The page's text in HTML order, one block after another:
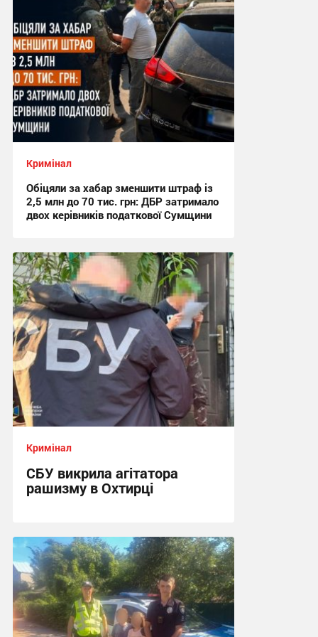
Кримінал
Обіцяли за хабар зменшити штраф із
2,5 млн до 70 тис. грн: ДБР затримало
двох керівників податкової Сумщини
17:42 вчора
Кримінал
СБУ викрила агітатора
рашизму в Охтирці
13:34 вчора